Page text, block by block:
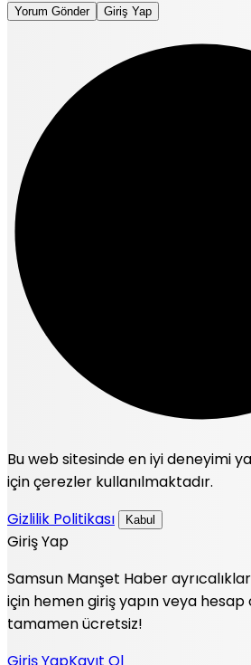
Yorum Gönder Giriş Yap
Bu web sitesinde en iyi deneyimi
için çerezler kullanılmaktadır.
Gizlilik Politikası
Kabul
Giriş Yap
Samsun Manşet Haber
için hemen giriş yapın veya
tamamen ücretsiz!